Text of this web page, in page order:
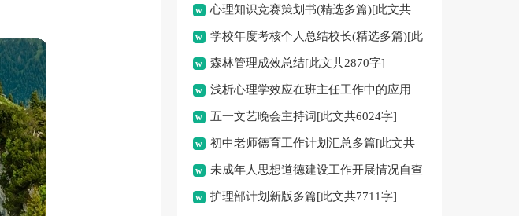
心理知识竞赛策划书(精选多篇)[此文共
5937字]
学校年度考核个人总结校长(精选多篇)[此
文共7741字]
森林管理成效总结[此文共2870字]
浅析心理学效应在班主任工作中的应用
[此文共3828字]
五一文艺晚会主持词[此文共6024字]
初中老师德育工作计划汇总多篇[此文共
11627字]
未成年人思想道德建设工作开展情况自查
报告[此文共12435字]
护理部计划新版多篇[此文共7711字]